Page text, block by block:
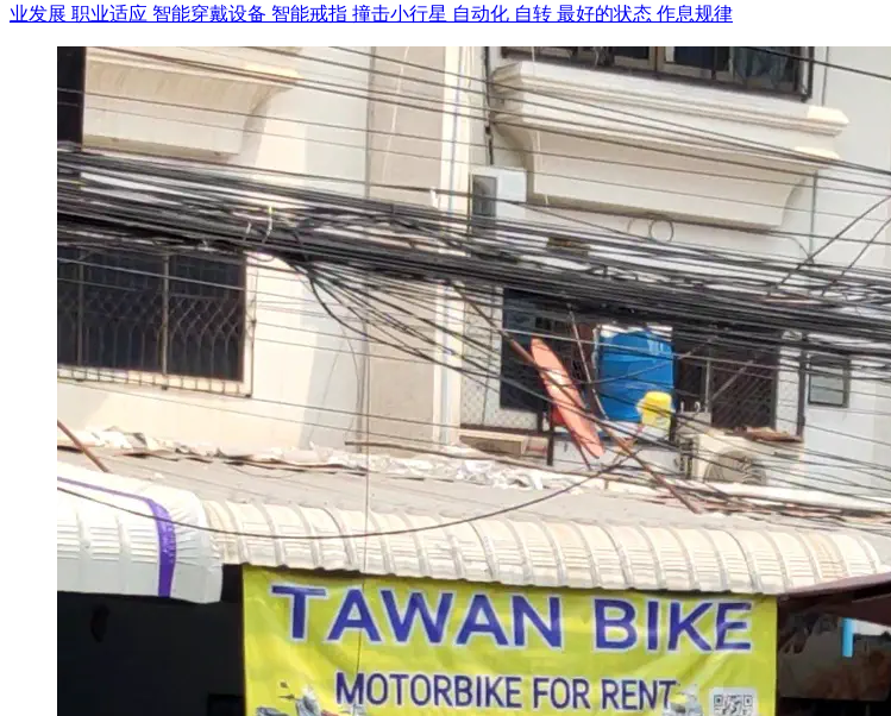
业发展 职业适应 智能穿戴设备 智能戒指 撞击小行星 自动化 自转 最好的状态 作息规律